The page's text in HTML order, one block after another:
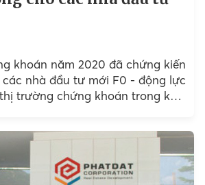
khoán năm 2020 đã chứng kiến
nhà đầu tư mới F0 - động lực
trường chứng khoán trong khi
2021 cần phải đa dạng hơn, và
còn dễ dàng cho các nhà đầu